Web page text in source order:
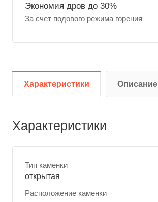
Экономия дров до 30%
За счет подового режима горения
Характеристики Описание
Характеристики
Тип каменки
открытая
Расположение каменки